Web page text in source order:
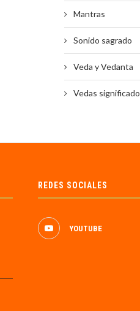
Mantras
Sonido sagrado
Veda y Vedanta
Vedas significado
REDES SOCIALES
YOUTUBE